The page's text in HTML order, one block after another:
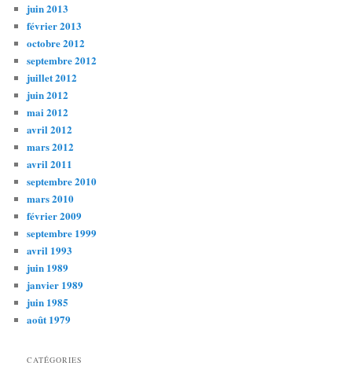
juin 2013
février 2013
octobre 2012
septembre 2012
juillet 2012
juin 2012
mai 2012
avril 2012
mars 2012
avril 2011
septembre 2010
mars 2010
février 2009
septembre 1999
avril 1993
juin 1989
janvier 1989
juin 1985
août 1979
CATÉGORIES